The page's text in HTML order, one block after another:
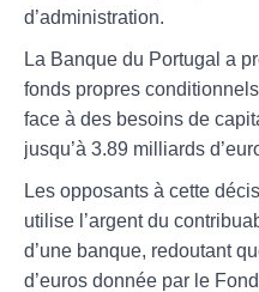
d’administration.
La Banque du Portugal a
fonds propres
face à des besoins de
jusqu’à 3.89 milliards
Les opposants à cette
utilise l’argent du
d’une banque, redoutant
d’euros donnée par le